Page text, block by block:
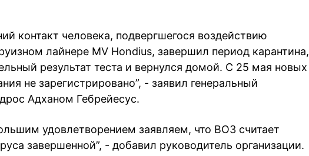
контакт человека, подвергшегося воздействию
лайнере MV Hondius, завершил период карантина,
результат теста и вернулся домой. С 25 мая новых
не зарегистрировано”, - заявил генеральный
Адханом Гебрейесус.
удовлетворением заявляем, что ВОЗ считает
завершенной”, - добавил руководитель организации.